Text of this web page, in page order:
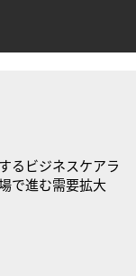
るビジネスケアラ
で進む需要拡大